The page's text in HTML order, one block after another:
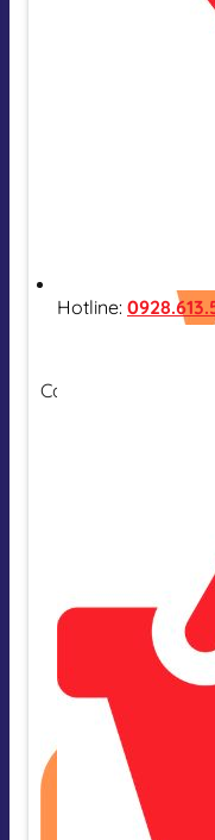
Hotline:
Cam kết hàng